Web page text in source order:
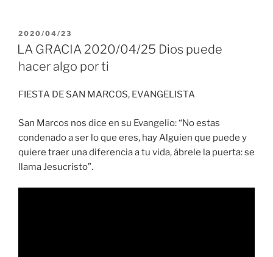
PUBLICADO
EL
2020/04/23
LA GRACIA 2020/04/25 Dios puede
hacer algo por ti
FIESTA DE SAN MARCOS, EVANGELISTA
San Marcos nos dice en su Evangelio: “No estas
condenado a ser lo que eres, hay Alguien que puede y
quiere traer una diferencia a tu vida, ábrele la puerta: se
llama Jesucristo”.